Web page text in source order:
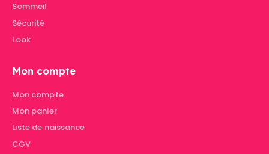
Sommeil
Sécurité
Look
Mon compte
Mon compte
Mon panier
Liste de naissance
CGV